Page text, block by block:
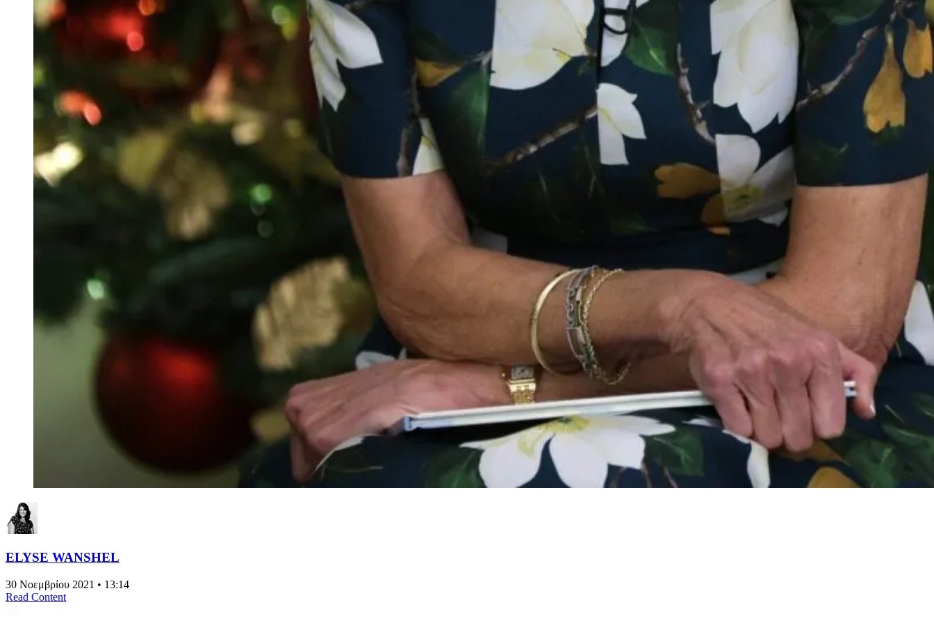
ELYSE WANSHEL
30 Νοεμβρίου 2021 • 13:14
Read Content